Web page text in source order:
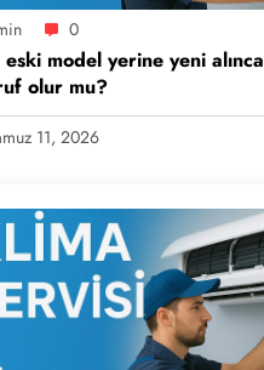
0
eski model yerine yeni alınca
olur mu?
11, 2026